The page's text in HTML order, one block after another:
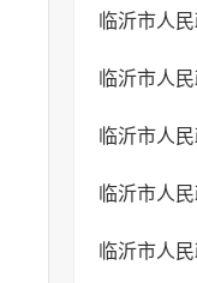
临沂市人
临沂市人
临沂市人
临沂市人
临沂市人